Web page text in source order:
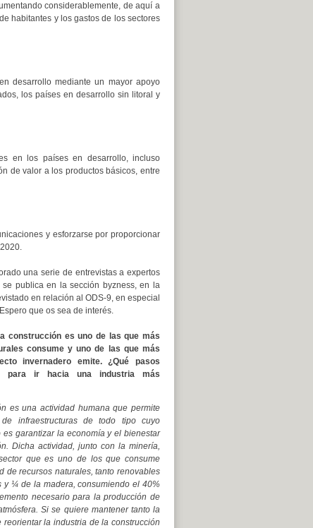
considerablemente, de aquí a
habitantes y los gastos de los sectores
desarrollo mediante un mayor apoyo
los países en desarrollo sin litoral y
en los países en desarrollo, incluso
de valor a los productos básicos, entre
y esforzarse por proporcionar
una serie de entrevistas a expertos
publica en la sección byzness, en la
en relación al ODS-9, en especial
que os sea de interés.
construcción es uno de las que más
consume y uno de las que más
invernadero emite. ¿Qué pasos
para ir hacia una industria más
es una actividad humana que permite
infraestructuras de todo tipo cuyo
es garantizar la economía y el bienestar
Dicha actividad, junto con la minería,
que es uno de los que consume
de recursos naturales, tanto renovables
y ¼ de la madera, consumiendo el 40%
necesario para la producción de
Si se quiere mantener tanto la
la industria de la construcción